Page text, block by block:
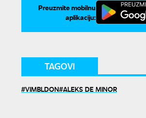
Preuzmite mobilnu
aplikaciju:
TAGOVI
VIMBLDON ALEKS DE MINOR